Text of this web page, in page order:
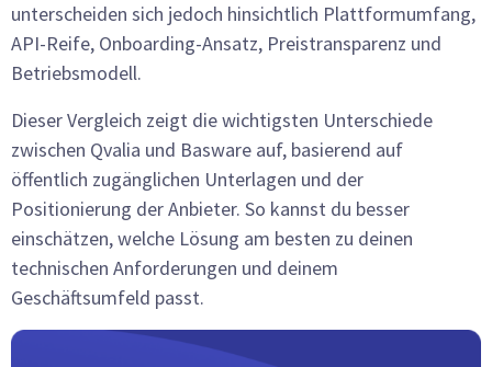
unterscheiden sich jedoch hinsichtlich Plattformumfang,
API-Reife, Onboarding-Ansatz, Preistransparenz und
Betriebsmodell.
Dieser Vergleich zeigt die wichtigsten Unterschiede
zwischen Qvalia und Basware auf, basierend auf
öffentlich zugänglichen Unterlagen und der
Positionierung der Anbieter. So kannst du besser
einschätzen, welche Lösung am besten zu deinen
technischen Anforderungen und deinem
Geschäftsumfeld passt.